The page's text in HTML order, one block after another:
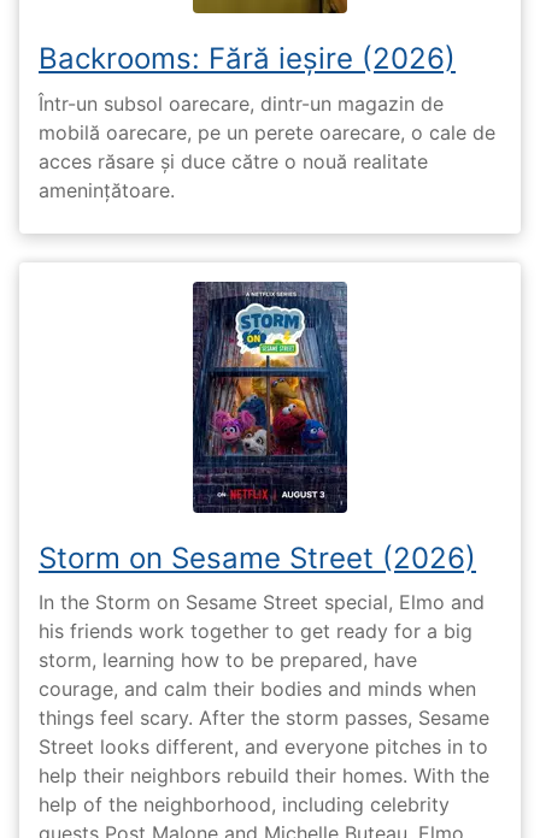
Backrooms: Fără ieșire (2026)
Într-un subsol oarecare, dintr-un magazin de
mobilă oarecare, pe un perete oarecare, o cale de
acces răsare și duce către o nouă realitate
amenințătoare.
Storm on Sesame Street (2026)
In the Storm on Sesame Street special, Elmo and
his friends work together to get ready for a big
storm, learning how to be prepared, have
courage, and calm their bodies and minds when
things feel scary. After the storm passes, Sesame
Street looks different, and everyone pitches in to
help their neighbors rebuild their homes. With the
help of the neighborhood, including celebrity
guests Post Malone and Michelle Buteau, Elmo